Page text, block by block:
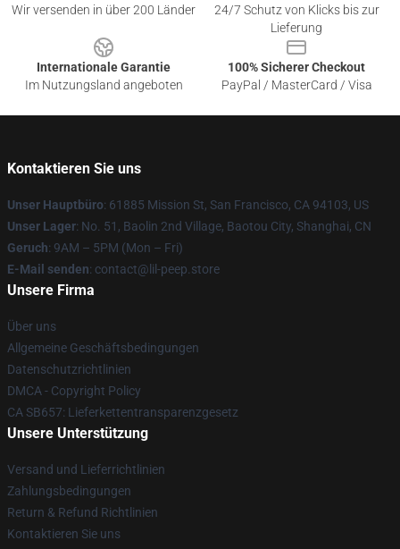
Wir versenden in über 200 Länder
24/7 Schutz von Klicks bis zur
Lieferung
Internationale Garantie
Im Nutzungsland angeboten
100% Sicherer Checkout
PayPal / MasterCard / Visa
Kontaktieren Sie uns
Unser Hauptbüro: 61885 Mission St, San Francisco, CA 94103, US
Unser Lager: No. 51, Baolin 2nd Village, Baotou City, Shanghai, CN
Geruch: 9AM – 5PM (Mon – Fri)
E-Mail senden: contact@lil-peep.store
Unsere Firma
Über uns
Allgemeine Geschäftsbedingungen
Datenschutzrichtlinien
DMCA - Copyright Policy
CA SB657: Lieferkettentransparenzgesetz
Unsere Unterstützung
Versand und Lieferrichtlinien
Zahlungsbedingungen
Return & Refund Richtlinien
Kontaktieren Sie uns